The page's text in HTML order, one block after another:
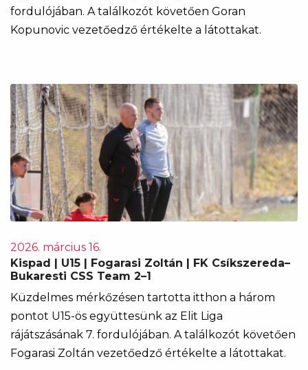
fordulójában. A találkozót követően Goran
Kopunovic vezetőedző értékelte a látottakat.
2026. március 16.
Kispad | U15 | Fogarasi Zoltán | FK Csíkszereda–
Bukaresti CSS Team 2–1
Küzdelmes mérkőzésen tartotta itthon a három
pontot U15-ös együttesünk az Elit Liga
rájátszásának 7. fordulójában. A találkozót követően
Fogarasi Zoltán vezetőedző értékelte a látottakat.